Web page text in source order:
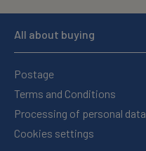
All about buying
Postage
Terms and Conditions
Processing of personal data
Cookies settings